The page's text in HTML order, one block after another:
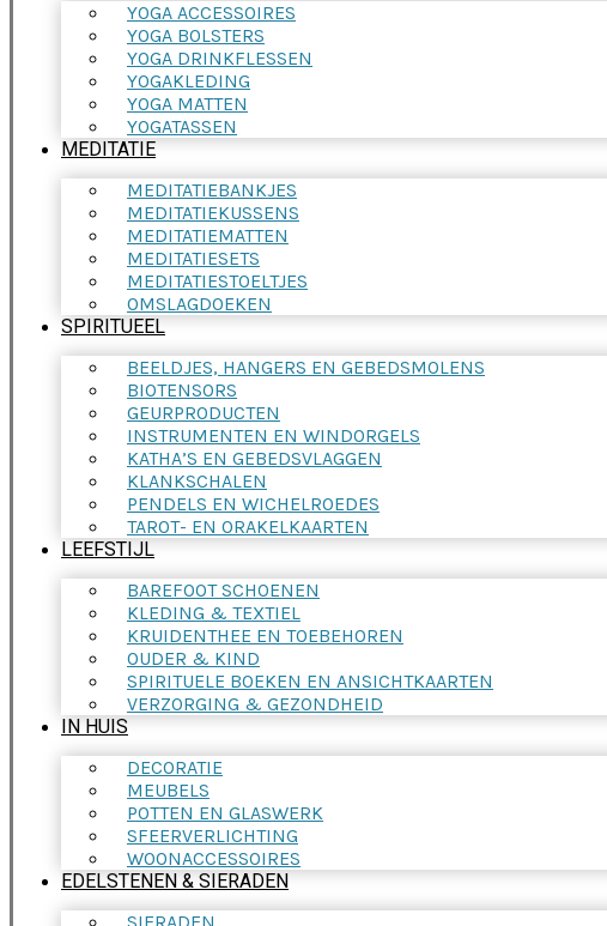
YOGA ACCESSOIRES
YOGA BOLSTERS
YOGA DRINKFLESSEN
YOGAKLEDING
YOGA MATTEN
YOGATASSEN
MEDITATIE
MEDITATIEBANKJES
MEDITATIEKUSSENS
MEDITATIEMATTEN
MEDITATIESETS
MEDITATIESTOELTJES
OMSLAGDOEKEN
SPIRITUEEL
BEELDJES, HANGERS EN GEBEDSMOLENS
BIOTENSORS
GEURPRODUCTEN
INSTRUMENTEN EN WINDORGELS
KATHA’S EN GEBEDSVLAGGEN
KLANKSCHALEN
PENDELS EN WICHELROEDES
TAROT- EN ORAKELKAARTEN
LEEFSTIJL
BAREFOOT SCHOENEN
KLEDING & TEXTIEL
KRUIDENTHEE EN TOEBEHOREN
OUDER & KIND
SPIRITUELE BOEKEN EN ANSICHTKAARTEN
VERZORGING & GEZONDHEID
IN HUIS
DECORATIE
MEUBELS
POTTEN EN GLASWERK
SFEERVERLICHTING
WOONACCESSOIRES
EDELSTENEN & SIERADEN